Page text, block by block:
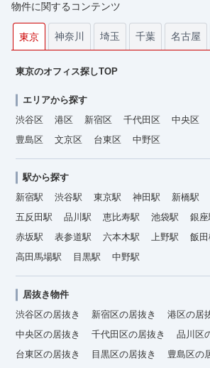
物件に関するコンテンツ
東京 神奈川 埼玉 千葉 名古屋
東京のオフィス探しTOP
エリアから探す
渋谷区
港区 新宿区 千代田区 中央区
豊島区
文京区 台東区 中野区
駅から探す
新宿駅
渋谷駅 東京駅 神田駅 新橋駅
五反田駅
品川駅 恵比寿駅 池袋駅 銀座
赤坂駅
表参道駅 六本木駅 上野駅 飯
高田馬場駅
目黒駅 中野駅
居抜き物件
渋谷区の居抜き
新宿区の居抜き
港区の居
中央区の居抜き
千代田区の居抜き
品川区
台東区の居抜き
目黒区の居抜き
豊島区の